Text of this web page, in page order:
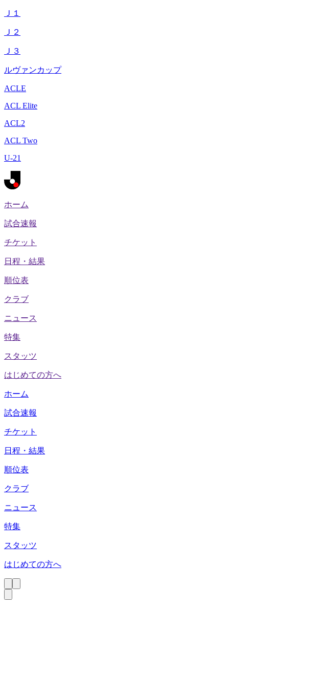
Ｊ１
Ｊ２
Ｊ３
ルヴァンカップ
ACLE
ACL Elite
ACL2
ACL Two
U-21
ホーム
試合速報
チケット
日程・結果
順位表
クラブ
ニュース
特集
スタッツ
はじめての方へ
ホーム
試合速報
チケット
日程・結果
順位表
クラブ
ニュース
特集
スタッツ
はじめての方へ